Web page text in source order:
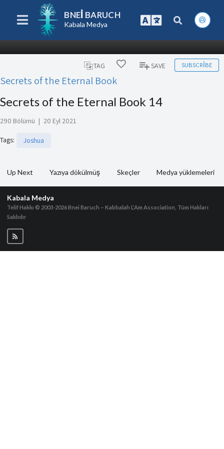
BNEI BARUCH
Kabala Medya
TAG SAVE SUBSCRIBE
Secrets of the Eternal Book
Secrets of the Eternal Book 14
290 Bölümü | 20 Eyl 2021
Tags: Joshua
Up Next Yazıya dökülmüş Skeçler Medya yüklemeleri
Kabala Medya
Telif Hakkı © 2003-2026Bnei Baruch – Kabbalah L’Am Association, Tüm Hakları
Saklıdır